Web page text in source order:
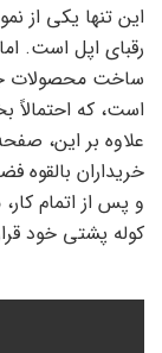
این تنها یکی از
رقبای اپل است.
است، که
خریداران
و پس از اتمام
کوله پشتی خود